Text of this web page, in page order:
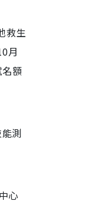
救生
月
額
測
心